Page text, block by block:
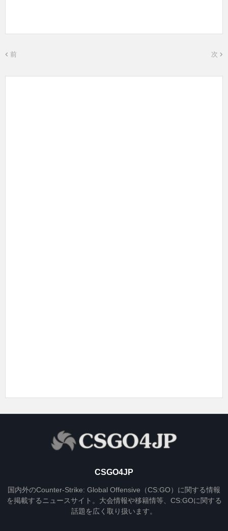
前 次
CSGO4JP
国内外のCounter-Strike: Global Offensive（CS:GO）に関する情報
を掲載するニュースサイト。大会情報や移籍情等、CS:GOに関する
話題を広く取り扱います。